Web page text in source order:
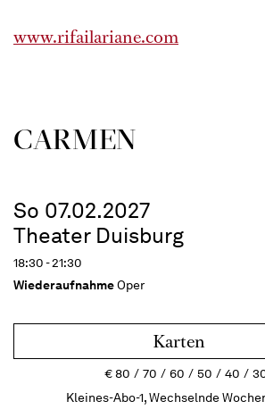
www.rifailariane.com
CARMEN
So 07.02.2027
Theater Duisburg
18:30 - 21:30
WiederaufnahmeOper
Karten
€80 70 60 50 40
Kleines-Abo-1, Wechselnde